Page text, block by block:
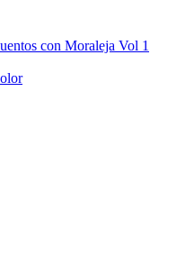
con Moraleja Vol 1